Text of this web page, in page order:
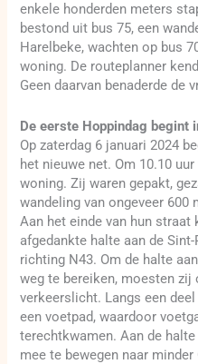
enkele honderden meters
bestond uit bus 75, een
Harelbeke, wachten op bus
woning. De routeplanner
Geen daarvan benaderde de
De eerste Hoppindag begint
Op zaterdag 6 januari 2024
het nieuwe net. Om 10.10
woning. Zij waren gepakt,
wandeling van ongeveer 600
Aan het einde van hun straat
afgedankte halte aan de
richting N43. Om de halte
weg te bereiken, moesten zij
verkeerslicht. Langs een
een voetpad, waardoor
terechtkwamen. Aan de
mee te bewegen naar minder